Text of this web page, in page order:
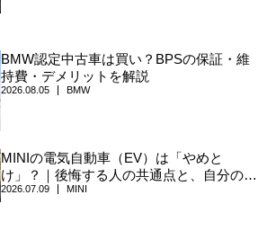
BMW認定中古車は買い？BPSの保証・維
持費・デメリットを解説
2026.08.05 BMW
MINIの電気自動車（EV）は「やめと
け」？｜後悔する人の共通点と、自分のた
めに選ぶべき本当の理由
2026.07.09 MINI